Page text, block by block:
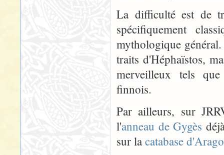
La difficulté est de
spécifiquement
mythologique
traits d'Héphaïstos,
merveilleux tels
finnois.
Par ailleurs, sur
l'anneau de Gygès
sur la catabase